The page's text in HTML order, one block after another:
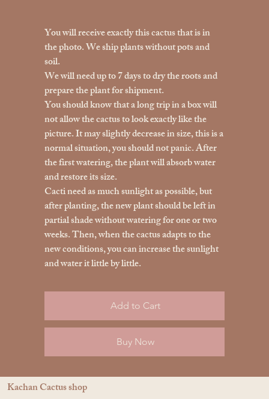
You will receive exactly this cactus that is in
the photo. We ship plants without pots and
soil.
We will need up to 7 days to dry the roots and
prepare the plant for shipment.
You should know that a long trip in a box will
not allow the cactus to look exactly like the
picture. It may slightly decrease in size, this is a
normal situation, you should not panic. After
the first watering, the plant will absorb water
and restore its size.
Cacti need as much sunlight as possible, but
after planting, the new plant should be left in
partial shade without watering for one or two
weeks. Then, when the cactus adapts to the
new conditions, you can increase the sunlight
and water it little by little.
Add to Cart
Buy Now
Kachan Cactus shop